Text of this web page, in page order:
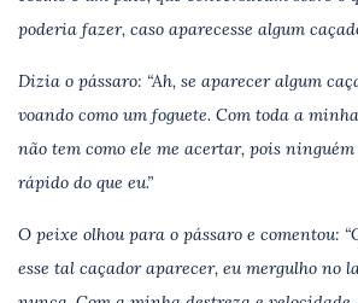
poderia fazer, caso aparecesse algum
Dizia o pássaro: “Ah, se aparecer algum
voando como um foguete. Com toda a
não tem como ele me acertar, pois
rápido do que eu.”
O peixe olhou para o pássaro e comentou:
esse tal caçador aparecer, eu mergulho no